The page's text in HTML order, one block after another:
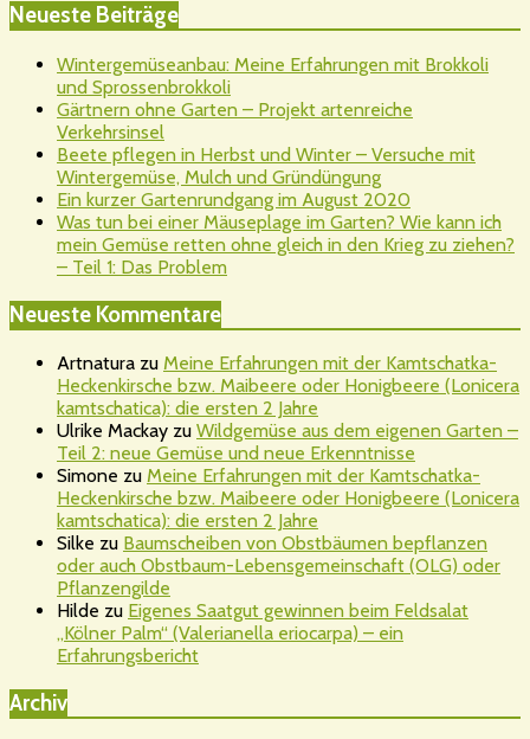
Neueste Beiträge
Wintergemüseanbau: Meine Erfahrungen mit Brokkoli
und Sprossenbrokkoli
Gärtnern ohne Garten – Projekt artenreiche
Verkehrsinsel
Beete pflegen in Herbst und Winter – Versuche mit
Wintergemüse, Mulch und Gründüngung
Ein kurzer Gartenrundgang im August 2020
Was tun bei einer Mäuseplage im Garten? Wie kann ich
mein Gemüse retten ohne gleich in den Krieg zu ziehen?
– Teil 1: Das Problem
Neueste Kommentare
Artnatura zu Meine Erfahrungen mit der Kamtschatka-
Heckenkirsche bzw. Maibeere oder Honigbeere (Lonicera
kamtschatica): die ersten 2 Jahre
Ulrike Mackay zu Wildgemüse aus dem eigenen Garten –
Teil 2: neue Gemüse und neue Erkenntnisse
Simone zu Meine Erfahrungen mit der Kamtschatka-
Heckenkirsche bzw. Maibeere oder Honigbeere (Lonicera
kamtschatica): die ersten 2 Jahre
Silke zu Baumscheiben von Obstbäumen bepflanzen
oder auch Obstbaum-Lebensgemeinschaft (OLG) oder
Pflanzengilde
Hilde zu Eigenes Saatgut gewinnen beim Feldsalat
„Kölner Palm“ (Valerianella eriocarpa) – ein
Erfahrungsbericht
Archiv